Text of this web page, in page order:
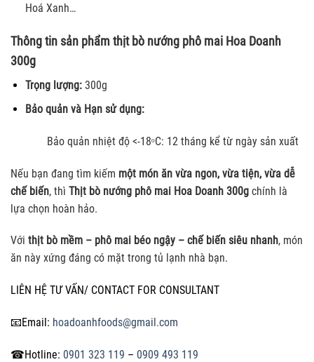
Hoá Xanh…
Thông tin sản phẩm thịt bò nướng phô mai Hoa Doanh
300g
Trọng lượng:300g
Bảo quản và Hạn sử dụng:
Bảo quản nhiệt độ <-18ᵒC: 12 tháng kể từ ngày sản xuất
Nếu bạn đang tìm kiếm một món ăn vừa ngon, vừa tiện, vừa dễ
chế biến, thì Thịt bò nướng phô mai Hoa Doanh 300g chính là
lựa chọn hoàn hảo.
Với thịt bò mềm – phô mai béo ngậy – chế biến siêu nhanh, món
ăn này xứng đáng có mặt trong tủ lạnh nhà bạn.
LIÊN HỆ TƯ VẤN/ CONTACT FOR CONSULTANT
📧Email: hoadoanhfoods@gmail.com
☎Hotline: 0901 323 119 – 0909 493 119